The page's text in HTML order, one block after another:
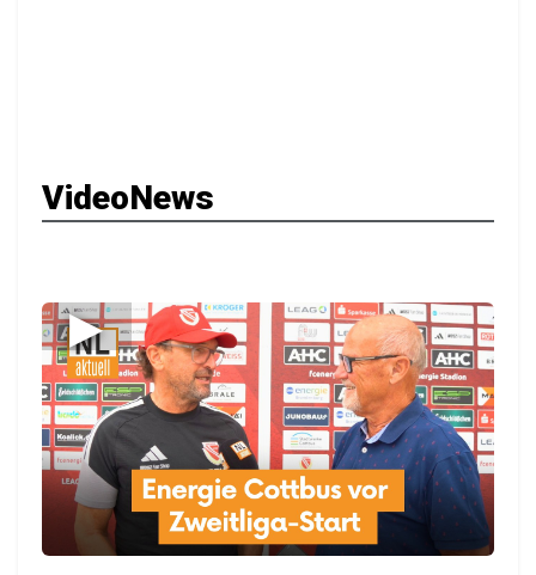
VideoNews
▶